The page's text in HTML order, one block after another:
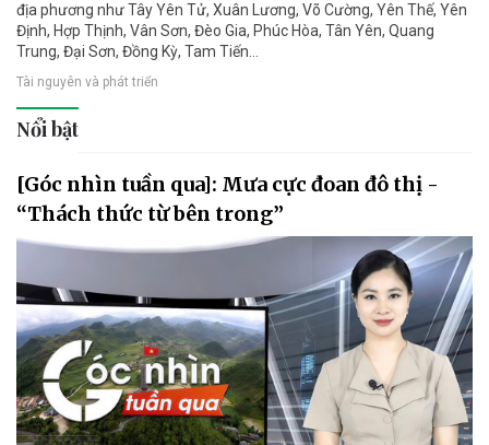
địa phương như Tây Yên Tử, Xuân Lương, Võ Cường, Yên Thế, Yên
Định, Hợp Thịnh, Vân Sơn, Đèo Gia, Phúc Hòa, Tân Yên, Quang
Trung, Đại Sơn, Đồng Kỳ, Tam Tiến...
Tài nguyên và phát triển
Nổi bật
[Góc nhìn tuần qua]: Mưa cực đoan đô thị -
“Thách thức từ bên trong”